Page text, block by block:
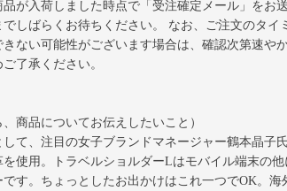
が入荷しました時点で「受注確定メール」をお
でしばらくお待ちください。 なお、ご注文のタ
ない可能性がございます場合は、確認次第速や
了承ください。
商品についてお伝えしたいこと）
て、注目の女子ブランドマネージャー鶴本晶子
を使用。トラベルショルダーLはモバイル端末の
す。ちょっとしたお出かけはこれ一つでOK。